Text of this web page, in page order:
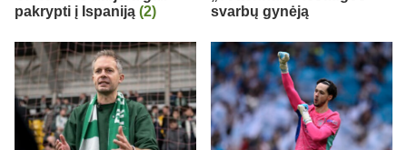
pakrypti į Ispaniją (2)
svarbų gynėją